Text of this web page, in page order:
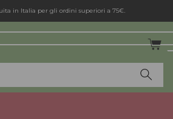
in Italia per gli ordini superiori a 75€.